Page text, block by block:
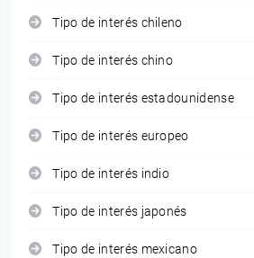
Tipo de interés chileno
Tipo de interés chino
Tipo de interés estadounidense
Tipo de interés europeo
Tipo de interés indio
Tipo de interés japonés
Tipo de interés mexicano